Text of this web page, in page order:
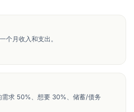
个月收入和支出。
求 50%、想要 30%、储蓄/债务